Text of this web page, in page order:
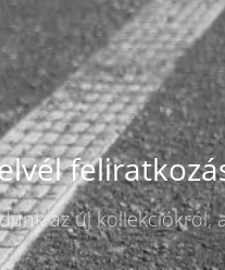
az új kollekciókról,